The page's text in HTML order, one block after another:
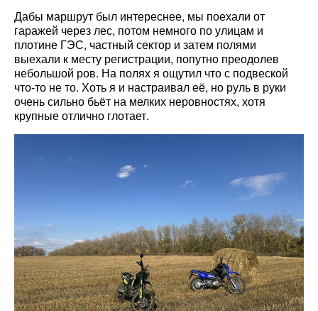
Дабы маршрут был интереснее, мы поехали от
гаражей через лес, потом немного по улицам и
плотине ГЭС, частный сектор и затем полями
выехали к месту регистрации, попутно преодолев
небольшой ров. На полях я ощутил что с подвеской
что-то не то. Хоть я и настраивал её, но руль в руки
очень сильно бьёт на мелких неровностях, хотя
крупные отлично глотает.